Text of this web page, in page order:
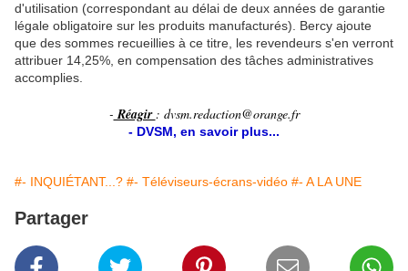
d'utilisation (correspondant au délai de deux années de garantie
légale obligatoire sur les produits manufacturés). Bercy ajoute
que des sommes recueillies à ce titre, les revendeurs s'en verront
attribuer 14,25%, en compensation des tâches administratives
accomplies.
- Réagir: dvsm.redaction@orange.fr
- DVSM, en savoir plus...
#- INQUIÉTANT...? #- Téléviseurs-écrans-vidéo #- A LA UNE
Partager